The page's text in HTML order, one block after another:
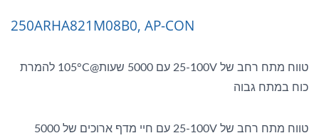
250ARHA821M08B0, AP-CON
טווח מתח רחב של 25-100V עם 5000 שעות@105°C להמרת
כוח במתח גבוה
טווח מתח רחב של 25-100V עם חיי מדף ארוכים של 5000